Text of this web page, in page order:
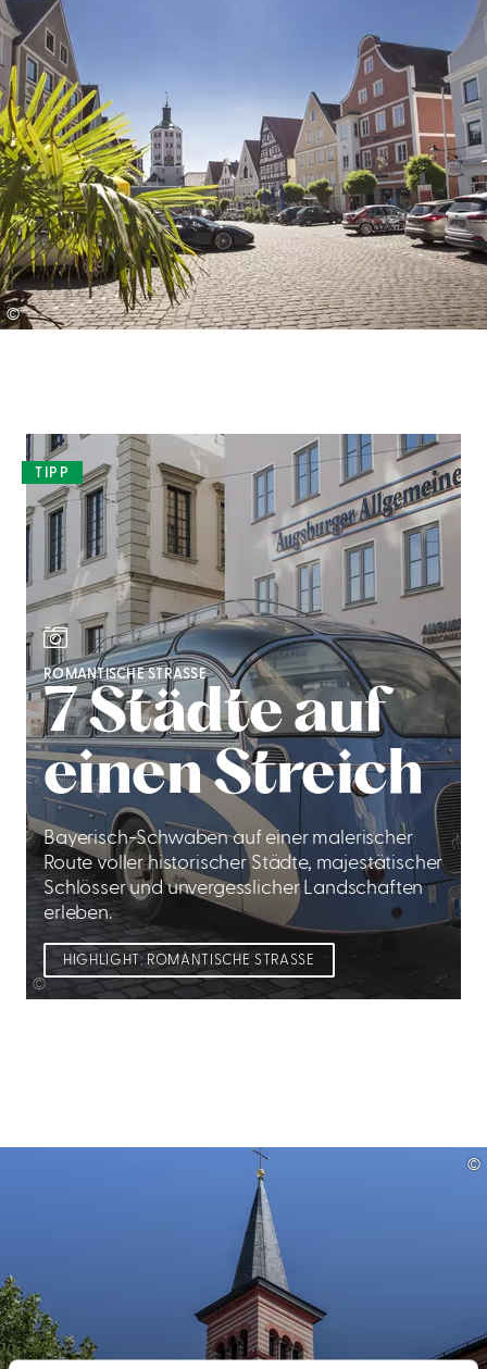
©
TIPP
©
ROMANTISCHE STRASSE
7 Städte auf
einen Streich
Bayerisch-Schwaben auf einer malerischer
Route voller historischer Städte, majestätischer
Schlösser und unvergesslicher Landschaften
erleben.
HIGHLIGHT: ROMANTISCHE STRASSE
©